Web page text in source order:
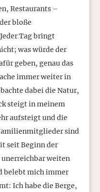
Restaurants –
bloße
Tag bringt
was würde der
geben, genau das
immer weiter in
dabei die Natur,
steigt in meinem
aufsteigt und die
sind
seit Beginn der
weiten
belebt mich immer
Ich habe die Berge,